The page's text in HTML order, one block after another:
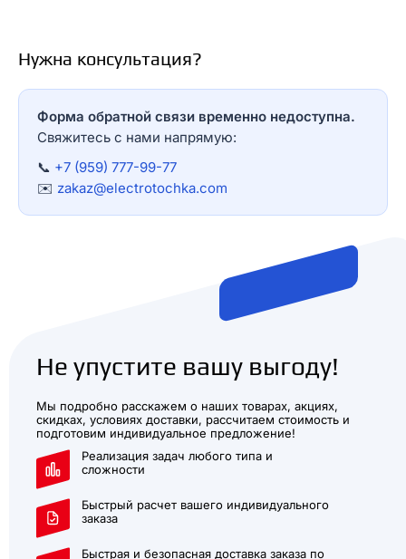
Нужна консультация?
Форма обратной связи временно недоступна.
Свяжитесь с нами напрямую:
📞 +7 (959) 777-99-77
✉️ zakaz@electrotochka.com
Не упустите вашу выгоду!
Мы подробно расскажем о наших товарах, акциях,
скидках, условиях доставки, рассчитаем стоимость и
подготовим индивидуальное предложение!
Реализация задач любого типа и
сложности
Быстрый расчет вашего индивидуального
заказа
Быстрая и безопасная доставка заказа по